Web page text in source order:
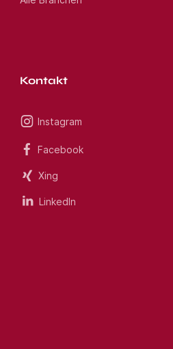
Kontakt
Instagram
Facebook
Xing
LinkedIn